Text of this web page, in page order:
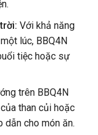
Với khả năng
lúc, BBQ4N
tiệc hoặc sự
trên BBQ4N
than củi hoặc
dẫn cho món ăn.